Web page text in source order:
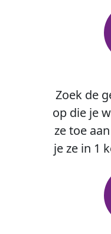
Zoek de
op die je
ze toe
je ze in 1